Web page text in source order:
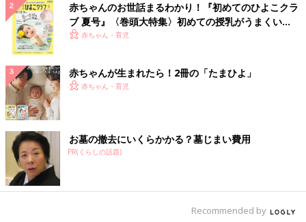
赤ちゃんのお世話まるわかり！『初めてのひよこクラ
ブ 夏号』〈巻頭大特集〉初めての授乳がうまくい
く！ おっぱい・ミルクの基本と夏のトラブル 解決テ
赤ちゃん・育児
赤ちゃんが生まれたら！2冊の「たまひよ」
赤ちゃん・育児
お墓の撤去にいくらかかる？墓じまい費用
PR(くらしの話題)
Recommended by